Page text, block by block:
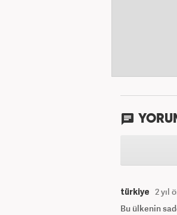
türkiye 2 yıl
Bu ülkenin